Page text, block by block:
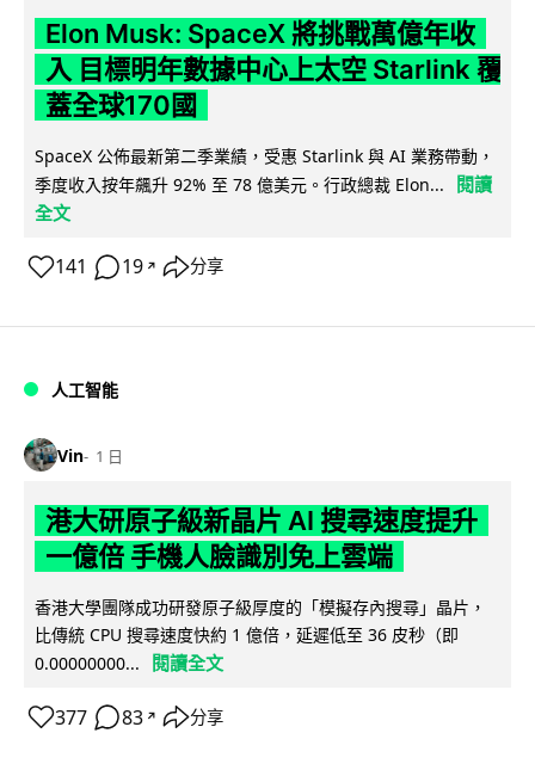
Elon Musk: SpaceX 將挑戰萬億年收
入 目標明年數據中心上太空 Starlink 覆
蓋全球170國
SpaceX 公佈最新第二季業績，受惠 Starlink 與 AI 業務帶動，
季度收入按年飆升 92% 至 78 億美元。行政總裁 Elon...
閱讀
全文
141 19 ↗ 分享
人工智能
Vin 1 日
港大研原子級新晶片 AI 搜尋速度提升
一億倍 手機人臉識別免上雲端
香港大學團隊成功研發原子級厚度的「模擬存內搜尋」晶片，
比傳統 CPU 搜尋速度快約 1 億倍，延遲低至 36 皮秒（即
0.00000000...
閱讀全文
377 83 ↗ 分享